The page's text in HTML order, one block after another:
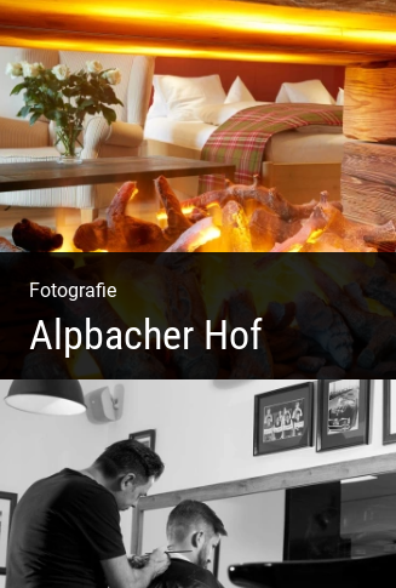
Freundliches Team | Moderne Zimmer |
Coole Köche
Fotografie
Alpbacher Hof
Liebevolles Design | Moderne Zimmer |